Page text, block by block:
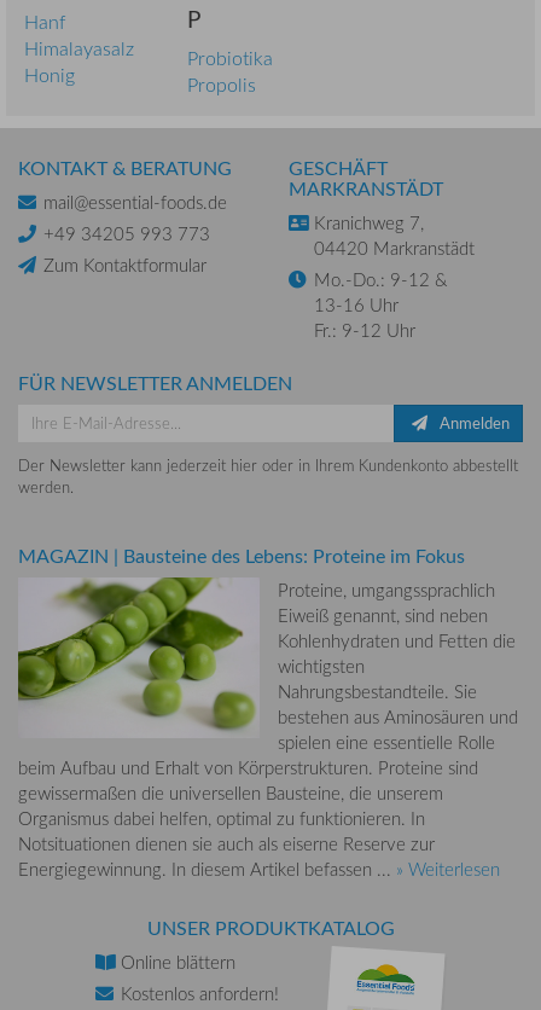
Hanf
Himalayasalz
Honig
P
Probiotika
Propolis
KONTAKT & BERATUNG
mail@essential-foods.de
+49 34205 993 773
Zum Kontaktformular
GESCHÄFT
MARKRANSTÄDT
Kranichweg 7,
04420 Markranstädt
Mo.-Do.: 9-12 &
13-16 Uhr
Fr.: 9-12 Uhr
FÜR NEWSLETTER ANMELDEN
Anmelden
Der Newsletter kann jederzeit hier oder in Ihrem Kundenkonto abbestellt
werden.
MAGAZIN | Bausteine des Lebens: Proteine im Fokus
Proteine, umgangssprachlich
Eiweiß genannt, sind neben
Kohlenhydraten und Fetten die
wichtigsten
Nahrungsbestandteile. Sie
bestehen aus Aminosäuren und
spielen eine essentielle Rolle
beim Aufbau und Erhalt von Körperstrukturen. Proteine sind
gewissermaßen die universellen Bausteine, die unserem
Organismus dabei helfen, optimal zu funktionieren. In
Notsituationen dienen sie auch als eiserne Reserve zur
Energiegewinnung. In diesem Artikel befassen ... » Weiterlesen
UNSER PRODUKTKATALOG
Online blättern
Kostenlos anfordern!